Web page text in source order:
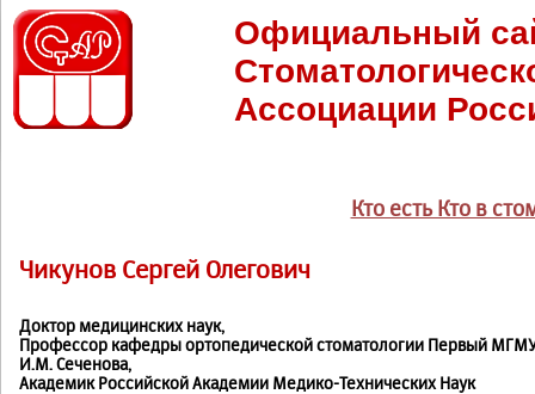
Официальный
Ассоциации
Кто есть Кто в
Чикунов Сергей Олегович
Доктор медицинских наук,
Профессор кафедры ортопедической стоматологии Первый
И.М. Сеченова,
Академик Российской Академии Медико-Технических Наук